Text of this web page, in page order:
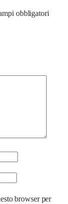
obbligatori
browser per